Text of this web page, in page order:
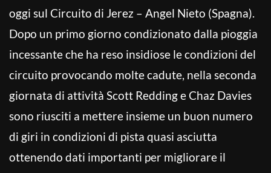
oggi sul Circuito di Jerez – Angel Nieto (Spagna).
Dopo un primo giorno condizionato dalla pioggia
incessante che ha reso insidiose le condizioni del
circuito provocando molte cadute, nella seconda
giornata di attività Scott Redding e Chaz Davies
sono riusciti a mettere insieme un buon numero
di giri in condizioni di pista quasi asciutta
ottenendo dati importanti per migliorare il